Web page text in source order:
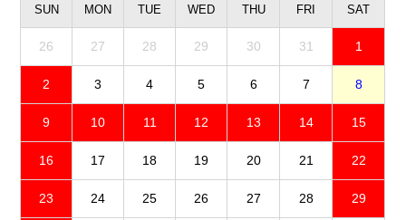
SUN MON TUE WED THU FRI SAT
26 27 28 29 30 31 1
2 3 4 5 6 7 8
9 10 11 12 13 14 15
16 17 18 19 20 21 22
23 24 25 26 27 28 29